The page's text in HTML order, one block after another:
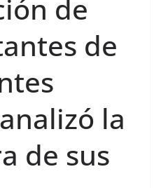
de
de
la
de sus